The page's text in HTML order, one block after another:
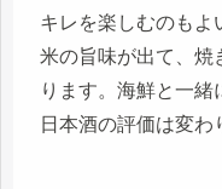
キレを楽しむのもよ
米の旨味が出て、焼
ります。海鮮と一
日本酒の評価は変わ